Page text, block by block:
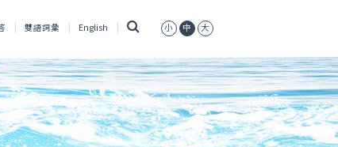
雙語詞彙 English 小 中 大